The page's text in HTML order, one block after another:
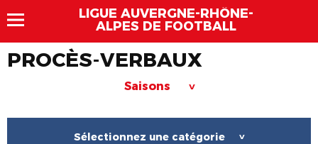
LIGUE AUVERGNE-RHÔNE-
ALPES DE FOOTBALL
PROCÈS-VERBAUX
Saisons >
Sélectionnez une catégorie >